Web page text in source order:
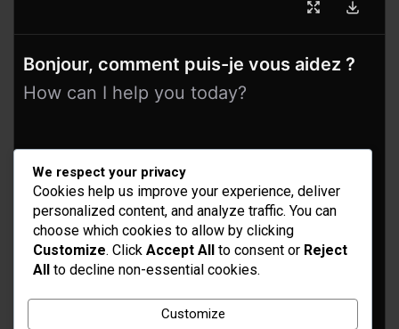
Bonjour, comment puis-je vous aidez ?
How can I help you today?
We respect your privacy
Cookies help us improve your experience, deliver
personalized content, and analyze traffic. You can
choose which cookies to allow by clicking
Customize. Click Accept All to consent or Reject
All to decline non-essential cookies.
Customize